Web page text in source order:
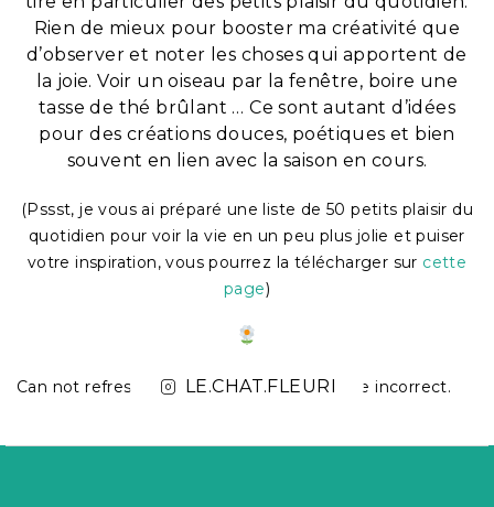
Rien de mieux pour booster ma créativité que
d’observer et noter les choses qui apportent de
la joie. Voir un oiseau par la fenêtre, boire une
tasse de thé brûlant … Ce sont autant d’idées
pour des créations douces, poétiques et bien
souvent en lien avec la saison en cours.
(Pssst, je vous ai préparé une liste de 50 petits plaisir du
quotidien pour voir la vie en un peu plus jolie et puiser
votre inspiration, vous pourrez la télécharger sur cette
page)
LE.CHAT.FLEURI
Can not refresh Instagram token. It may be incorrect.